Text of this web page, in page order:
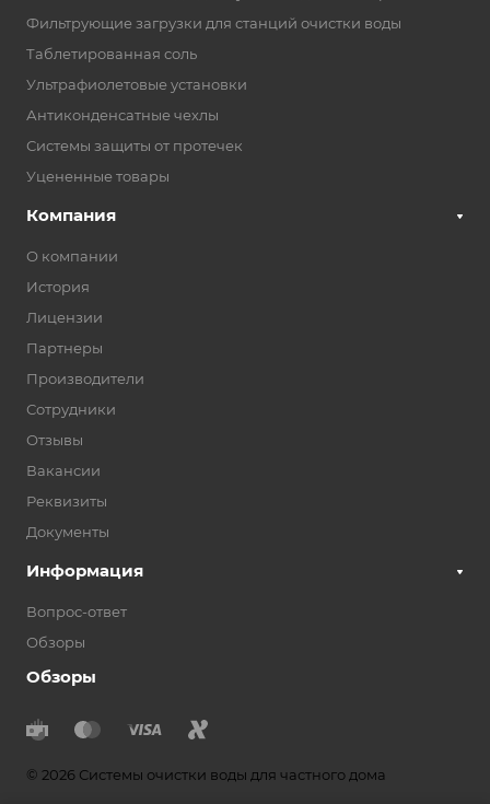
Фильтрующие загрузки для станций очистки воды
Таблетированная соль
Ультрафиолетовые установки
Антиконденсатные чехлы
Системы защиты от протечек
Уцененные товары
Компания
О компании
История
Лицензии
Партнеры
Производители
Сотрудники
Отзывы
Вакансии
Реквизиты
Документы
Информация
Вопрос-ответ
Обзоры
Обзоры
© 2026 Системы очистки воды для частного дома